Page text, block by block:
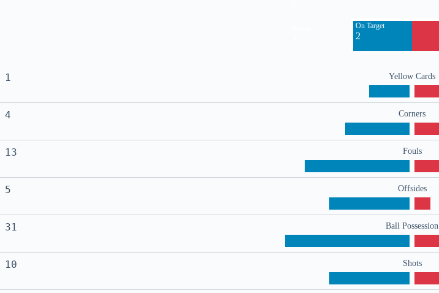
On Target
2
1 Yellow Cards
4 Corners
13 Fouls
5 Offsides
31 Ball Possession
10 Shots